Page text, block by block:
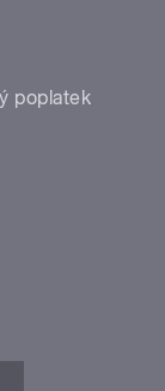
poplatek